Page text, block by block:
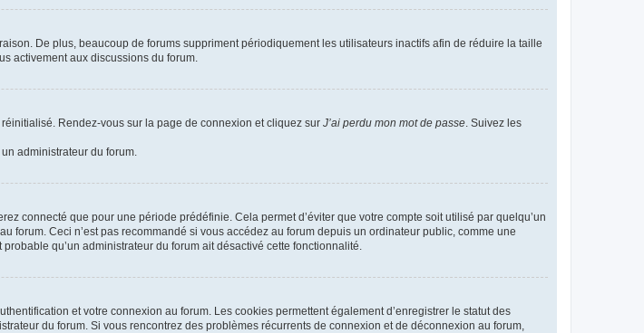
De plus, beaucoup de forums suppriment périodiquement les utilisateurs inactifs afin de réduire la taille
activement aux discussions du forum.
Rendez-vous sur la page de connexion et cliquez sur J’ai perdu mon mot de passe . Suivez les
administrateur du forum.
connecté que pour une période prédéfinie. Cela permet d’éviter que votre compte soit utilisé par quelqu’un
forum. Ceci n’est pas recommandé si vous accédez au forum depuis un ordinateur public, comme une
qu’un administrateur du forum ait désactivé cette fonctionnalité.
et votre connexion au forum. Les cookies permettent également d’enregistrer le statut des
du forum. Si vous rencontrez des problèmes récurrents de connexion et de déconnexion au forum,